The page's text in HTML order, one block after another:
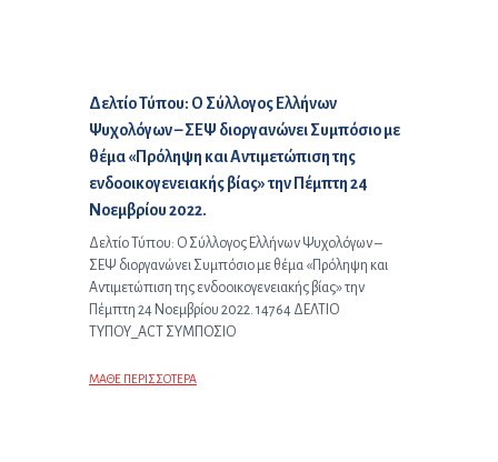
Επόμενο άρθρο:
Δελτίο Τύπου: Ο Σύλλογος Ελλήνων
Ψυχολόγων – ΣΕΨ διοργανώνει Συμπόσιο με
θέμα «Πρόληψη και Αντιμετώπιση της
ενδοοικογενειακής βίας» την Πέμπτη 24
Νοεμβρίου 2022.
Δελτίο Τύπου: Ο Σύλλογος Ελλήνων Ψυχολόγων –
ΣΕΨ διοργανώνει Συμπόσιο με θέμα «Πρόληψη και
Αντιμετώπιση της ενδοοικογενειακής βίας» την
Πέμπτη 24 Νοεμβρίου 2022. 14764 ΔΕΛΤΙΟ
ΤΥΠΟΥ_ΑCT ΣΥΜΠΟΣΙΟ
ΜΑΘΕ ΠΕΡΙΣΣΟΤΕΡΑ